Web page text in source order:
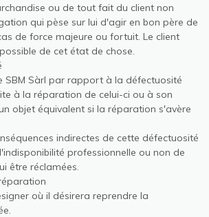
ou de tout fait du client non
qui pèse sur lui d'agir en bon père de
de force majeure ou fortuit. Le client
de cet état de chose.
SBM Sàrl par rapport à la défectuosité
à la réparation de celui-ci ou à son
objet équivalent si la réparation s'avère
indirectes de cette défectuosité
professionnelle ou non de
être réclamées.
où il désirera reprendre la